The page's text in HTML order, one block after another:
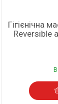
Гігієнічна
Reversible
В